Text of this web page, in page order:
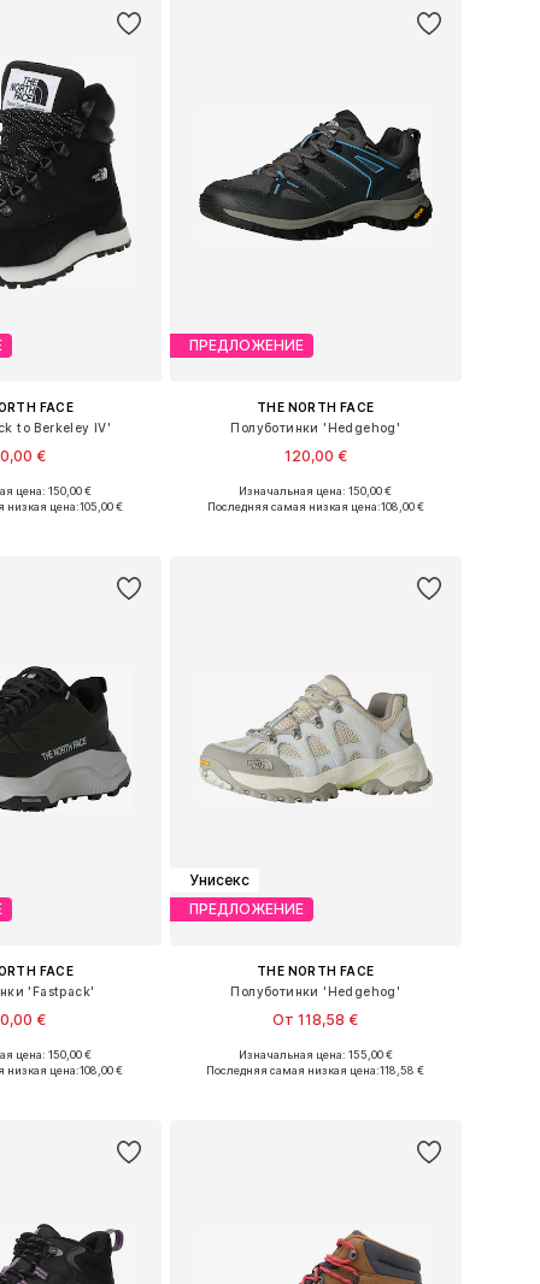
FACE
to Berkeley IV'
€
размеров
цена: 150,00 €
низкая цена:105,00 €
ПРЕДЛОЖЕНИЕ
THE NORTH FACE
Полуботинки 'Hedgehog'
120,00 €
Доступно множество размеров
Изначальная цена: 150,00 €
Последняя самая низкая цена:108,00 €
FACE
'Fastpack'
€
размеров
цена: 150,00 €
низкая цена:108,00 €
Унисекс
ПРЕДЛОЖЕНИЕ
THE NORTH FACE
Полуботинки 'Hedgehog'
От 118,58 €
Доступно множество размеров
Изначальная цена: 155,00 €
Последняя самая низкая цена:118,58 €